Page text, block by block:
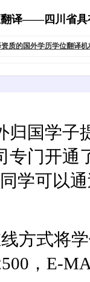
译——四川省具
质的国外学历学位翻译机
归国学子
专门开通
学可以
方式将
，E-